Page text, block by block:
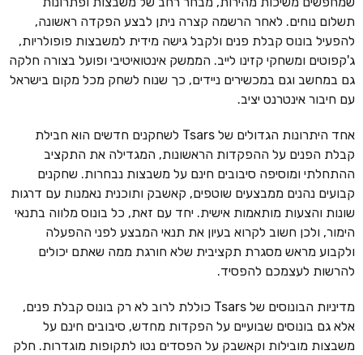
תשלום נוחים. לאחר הרשמה קצרה ניתן לבצע הפקדה ראשונה,
להפעיל בונוס קבלת פנים ולקבל גישה מידית למשבצות פופולריות,
ג'קפוטים ומשחקי קזינו לייב. הממשק אינטואיטיבי ופועל בצורה חלקה
גם במחשב וגם במכשירים ניידים, כך שנוח לשחק מכל מקום בישראל
עם חיבור אינטרנט יציב.
אחד היתרונות הגדולים של Tsars לשחקנים חדשים הוא חבילת
קבלת הפנים על ההפקדות הראשונות, המגדילה את התקציב
ההתחלתי ומוסיפה סיבובים חינם על משבצות נבחרות. שחקנים
קבועים נהנים ממבצעים שוטפים, קאשבק ותוכנית נאמנות עם דרגות
שונות והצעות מותאמות אישית. יחד עם זאת, כל בונוס מלווה בתנאי
הימור, ולכן חשוב לקרוא בעיון את תנאי המבצע לפני ההפעלה
ולקבוע מראש מסגרת תקציבית שלא חורגת ממה שאתם יכולים
להרשות לעצמכם להפסיד.
מדיניות הבונוסים של Tsars כוללת לרוב לא רק בונוס קבלת פנים,
אלא גם בונוסים שבועיים על הפקדות מחדש, סיבובים חינם על
משבצות מובילות וקאשבק על הפסדים נטו לתקופות מוגדרות. חלק